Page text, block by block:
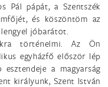
Pál pápát, a Szentszék
és köszöntöm az
jóbarátot.
történelmi. Az Ön
egyházfő először lép
a magyarság
királyunk, Szent István